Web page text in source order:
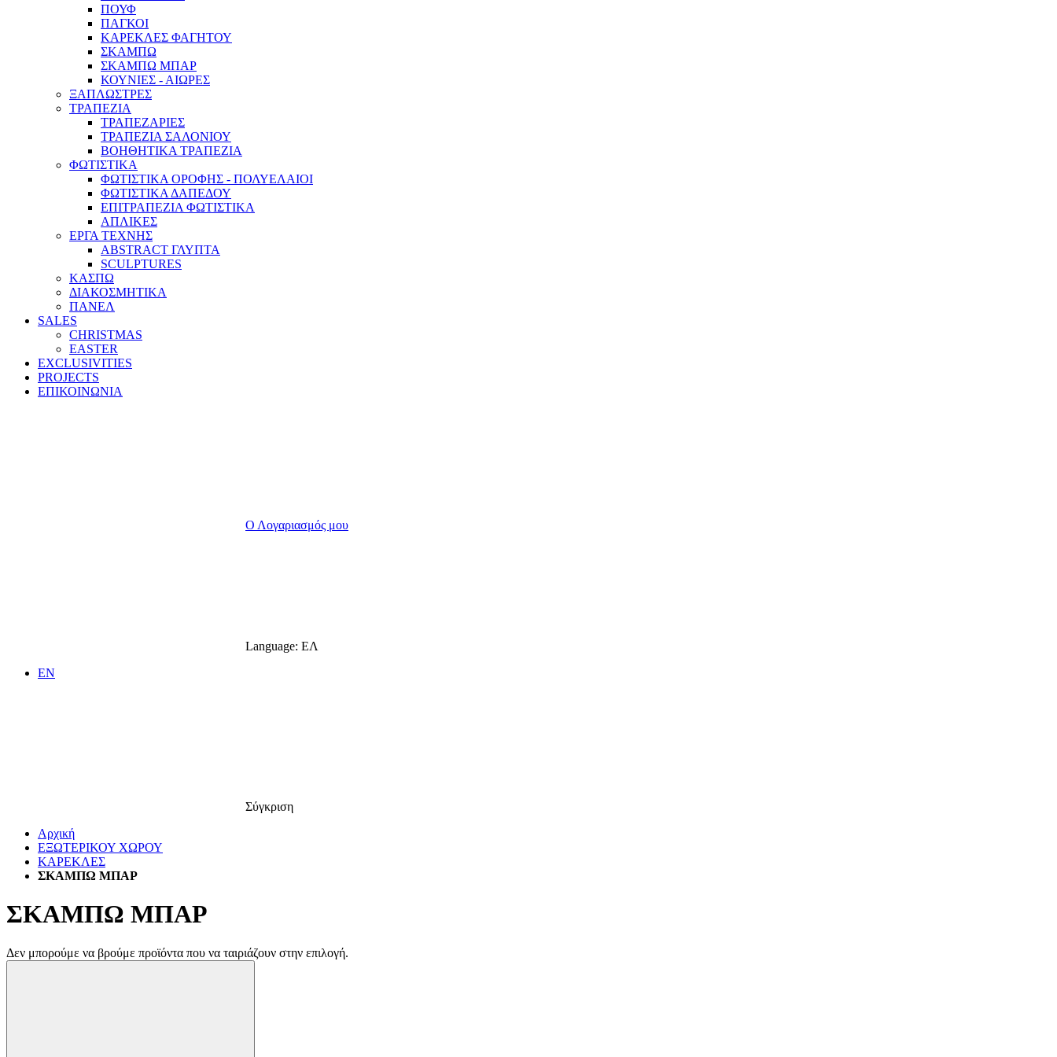
ΠΟΥΦ
ΠΑΓΚΟΙ
ΚΑΡΕΚΛΕΣ ΦΑΓΗΤΟΥ
ΣΚΑΜΠΩ
ΣΚΑΜΠΩ ΜΠΑΡ
ΚΟΥΝΙΕΣ - ΑΙΩΡΕΣ
ΞΑΠΛΩΣΤΡΕΣ
ΤΡΑΠΕΖΙΑ
ΤΡΑΠΕΖΑΡΙΕΣ
ΤΡΑΠΕΖΙΑ ΣΑΛΟΝΙΟΥ
ΒΟΗΘΗΤΙΚΑ ΤΡΑΠΕΖΙΑ
ΦΩΤΙΣΤΙΚΑ
ΦΩΤΙΣΤΙΚΑ ΟΡΟΦΗΣ - ΠΟΛΥΕΛΑΙΟΙ
ΦΩΤΙΣΤΙΚΑ ΔΑΠΕΔΟΥ
ΕΠΙΤΡΑΠΕΖΙΑ ΦΩΤΙΣΤΙΚΑ
ΑΠΛΙΚΕΣ
ΕΡΓΑ ΤΕΧΝΗΣ
ABSTRACT ΓΛΥΠΤΑ
SCULPTURES
ΚΑΣΠΩ
ΔΙΑΚΟΣΜΗΤΙΚΑ
ΠΑΝΕΛ
SALES
CHRISTMAS
EASTER
EXCLUSIVITIES
PROJECTS
ΕΠΙΚΟΙΝΩΝΙΑ
Ο Λογαριασμός μου
Language: ΕΛ
EN
Σύγκριση
Αρχική
ΕΞΩΤΕΡΙΚΟΥ ΧΩΡΟΥ
ΚΑΡΕΚΛΕΣ
ΣΚΑΜΠΩ ΜΠΑΡ
ΣΚΑΜΠΩ ΜΠΑΡ
Δεν μπορούμε να βρούμε προϊόντα που να ταιριάζουν στην επιλογή.